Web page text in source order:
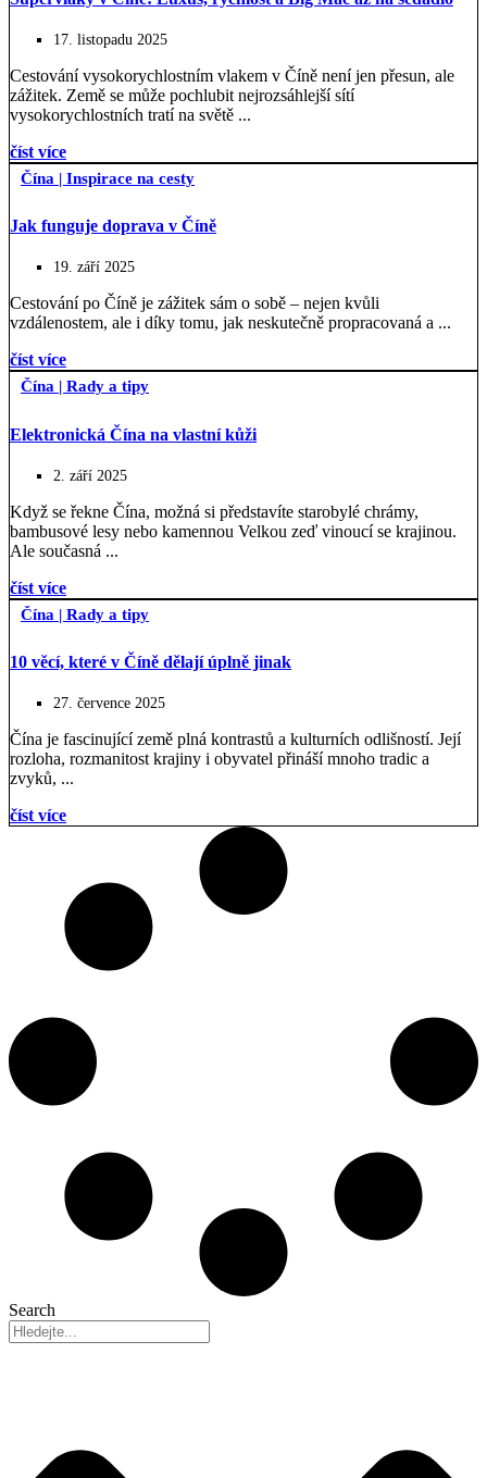
17. listopadu 2025
Cestování vysokorychlostním vlakem v Číně není jen přesun, ale
zážitek. Země se může pochlubit nejrozsáhlejší sítí
vysokorychlostních tratí na světě ...
číst více
Čína | Inspirace na cesty
Jak funguje doprava v Číně
19. září 2025
Cestování po Číně je zážitek sám o sobě – nejen kvůli
vzdálenostem, ale i díky tomu, jak neskutečně propracovaná a ...
číst více
Čína | Rady a tipy
Elektronická Čína na vlastní kůži
2. září 2025
Když se řekne Čína, možná si představíte starobylé chrámy,
bambusové lesy nebo kamennou Velkou zeď vinoucí se krajinou.
Ale současná ...
číst více
Čína | Rady a tipy
10 věcí, které v Číně dělají úplně jinak
27. července 2025
Čína je fascinující země plná kontrastů a kulturních odlišností. Její
rozloha, rozmanitost krajiny i obyvatel přináší mnoho tradic a
zvyků, ...
číst více
Search